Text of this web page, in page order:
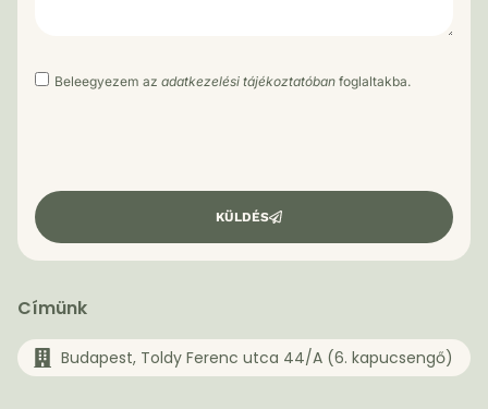
Beleegyezem az adatkezelési tájékoztatóban foglaltakba.
KÜLDÉS
Címünk
Budapest, Toldy Ferenc utca 44/A (6. kapucsengő)